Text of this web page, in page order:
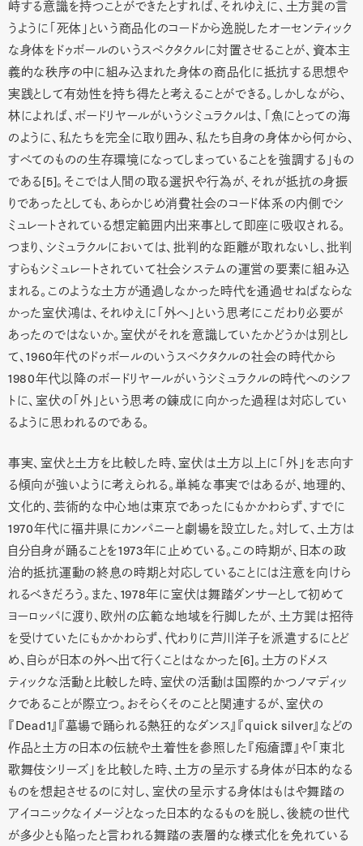
峙する意識を持つことができたとすれば、それゆえに、土方巽の言
うように「死体」という商品化のコードから逸脱したオーセンティック
な身体をドゥボールのいうスペクタクルに対置させることが、資本主
義的な秩序の中に組み込まれた身体の商品化に抵抗する思想や
実践として有効性を持ち得たと考えることができる。しかしながら、
林によれば、ボードリヤールがいうシミュラクルは、「魚にとっての海
のように、私たちを完全に取り囲み、私たち自身の身体から何から、
すべてのものの生存環境になってしまっていることを強調する」もの
である[5]。そこでは人間の取る選択や行為が、それが抵抗の身振
りであったとしても、あらかじめ消費社会のコード体系の内側でシ
ミュレートされている想定範囲内出来事として即座に吸収される。
つまり、シミュラクルにおいては、批判的な距離が取れないし、批判
すらもシミュレートされていて社会システムの運営の要素に組み込
まれる。このような土方が通過しなかった時代を通過せねばならな
かった室伏鴻は、それゆえに「外へ」という思考にこだわり必要が
あったのではないか。室伏がそれを意識していたかどうかは別とし
て、1960年代のドゥボールのいうスペクタクルの社会の時代から
1980年代以降のボードリヤールがいうシミュラクルの時代へのシフ
トに、室伏の「外」という思考の錬成に向かった過程は対応してい
るように思われるのである。
事実、室伏と土方を比較した時、室伏は土方以上に「外」を志向す
る傾向が強いように考えられる。単純な事実ではあるが、地理的、
文化的、芸術的な中心地は東京であったにもかかわらず、すでに
1970年代に福井県にカンパニーと劇場を設立した。対して、土方は
自分自身が踊ることを1973年に止めている。この時期が、日本の政
治的抵抗運動の終息の時期と対応していることには注意を向けら
れるべきだろう。また、1978年に室伏は舞踏ダンサーとして初めて
ヨーロッパに渡り、欧州の広範な地域を行脚したが、土方巽は招待
を受けていたにもかかわらず、代わりに芦川洋子を派遣するにとど
め、自らが日本の外へ出て行くことはなかった[6]。土方のドメス
ティックな活動と比較した時、室伏の活動は国際的かつノマディッ
クであることが際立つ。おそらくそのことと関連するが、室伏の
『Dead1』『墓場で踊られる熱狂的なダンス』『quick silver』などの
作品と土方の日本の伝統や土着性を参照した『疱瘡譚』や「東北
歌舞伎シリーズ」を比較した時、土方の呈示する身体が日本的なる
ものを想起させるのに対し、室伏の呈示する身体はもはや舞踏の
アイコニックなイメージとなった日本的なるものを脱し、後続の世代
が多少とも陥ったと言われる舞踏の表層的な様式化を免れている